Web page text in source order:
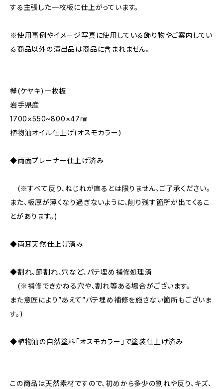
する主張した一枚板に仕上がっています。
※使用事例やイメージ写真に使用している飾り物やご案内してい
る商品以外の演出品は商品に含まれません。
欅(ケヤキ)一枚板
岩手県産
1700×550~800×47㎜
植物油オイル仕上げ(オスモカラー)
◆両面プレーナー仕上げ済み
(※すべて反り、ねじれが直るとは限りません、ご了承ください。
また、板厚が薄くなり過ぎないように、削り残す箇所が出てくるこ
とがあります。)
◆両耳天然仕上げ済み
◆割れ、節割れ、穴など、パテ埋め補修処理済
(※補修できかねる穴や、割れ等ある場合がございます。
また意匠により”あえて”パテ埋め補修を施さない箇所もございま
す。)
◆植物油の自然塗料「オスモカラー」で塗装仕上げ済み
この商品は天然素材ですので、初めから多少の割れや反り、キズ、